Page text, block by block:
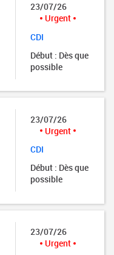
23/07/26
Urgent
CDI
Début : Dès que
possible
23/07/26
Urgent
CDI
Début : Dès que
possible
23/07/26
Urgent